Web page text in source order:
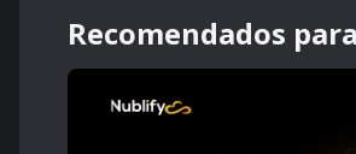
Recomendados